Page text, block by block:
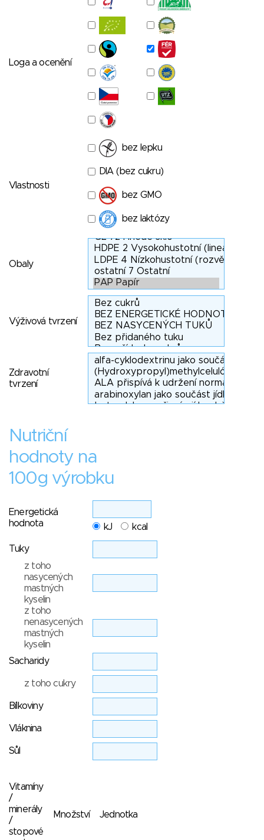
Loga a ocenění
Vlastnosti
bez lepku
DIA (bez cukru)
bez GMO
bez laktózy
Obaly
Výživová tvrzení
Zdravotní
tvrzení
Nutriční
hodnoty na
100g výrobku
Energetická
hodnota
kJ kcal
Tuky
z toho
nasycených
mastných
kyselin
z toho
nenasycených
mastných
kyselin
Sacharidy
z toho cukry
Bílkoviny
Vláknina
Sůl
Vitamíny
/
minerály
/
stopové
Množství Jednotka